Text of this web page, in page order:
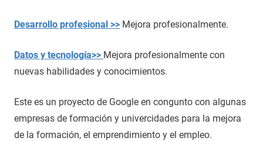
Desarrollo profesional >> Mejora profesionalmente.
Datos y tecnología>> Mejora profesionalmente con
nuevas habilidades y conocimientos.
Este es un proyecto de Google en congunto con algunas
empresas de formación y univercidades para la mejora
de la formación, el emprendimiento y el empleo.